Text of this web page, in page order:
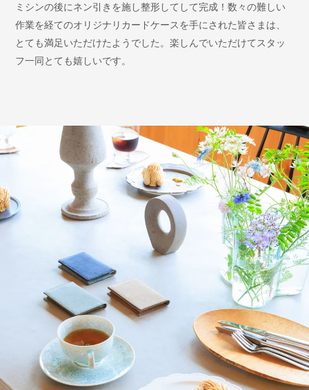
ミシンの後にネン引きを施し整形してして完成！数々の難しい
作業を経てのオリジナリカードケースを手にされた皆さまは、
とても満足いただけたようでした。楽しんでいただけてスタッ
フ一同とても嬉しいです。